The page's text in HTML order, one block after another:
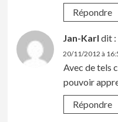
Répondre
Jan-Karl dit :
20/11/2012 à
Avec de tels
pouvoir
Répondre